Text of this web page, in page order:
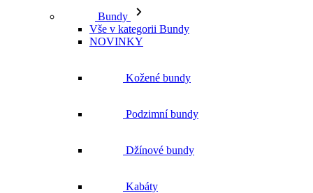
Bundy
Vše v kategorii Bundy
NOVINKY
Kožené bundy
Podzimní bundy
Džínové bundy
Kabáty